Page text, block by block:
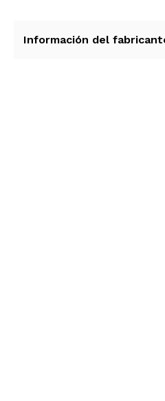
externas son de 35 x 24.6
Información del